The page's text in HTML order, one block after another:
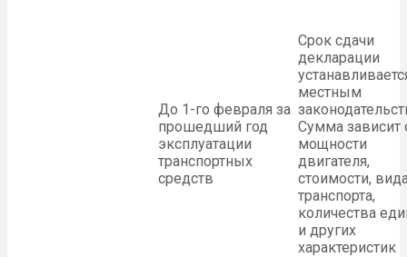
До 1-го февраля за
прошедший год
эксплуатации
транспортных
средств
Срок сдачи
декларации
местным
Сумма зависит
мощности
двигателя,
стоимости,
транспорта,
количества
и других
характеристик